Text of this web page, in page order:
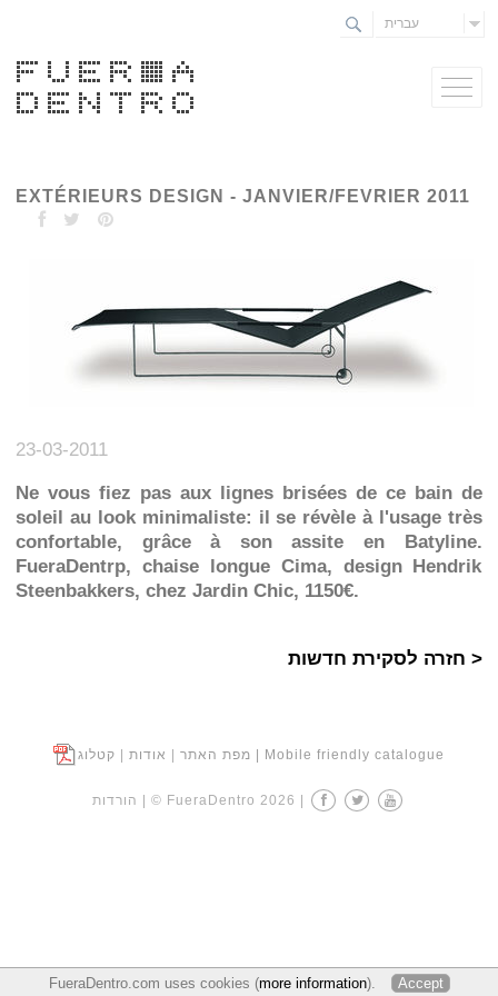
EXTÉRIEURS DESIGN - JANVIER/FEVRIER 2011
23-03-2011
Ne vous fiez pas aux lignes brisées de ce bain de
soleil au look minimaliste: il se révèle à l'usage très
confortable, grâce à son assite en Batyline.
FueraDentrp, chaise longue Cima, design Hendrik
Steenbakkers, chez Jardin Chic, 1150€.
< חזרה לסקירת חדשות
עברית
קטלוג | מפת האתר | אודות | Mobile friendly catalogue
הורדות |© FueraDentro 2026 |
FueraDentro.com uses cookies (more information). Accept